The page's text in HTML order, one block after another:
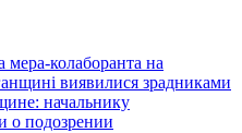
мера-колаборанта на
виявилися зрадниками
начальнику
о подозрении